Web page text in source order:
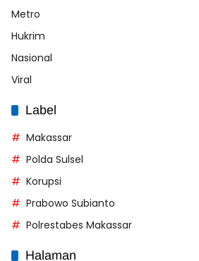
Metro
Hukrim
Nasional
Viral
Label
Makassar
Polda Sulsel
Korupsi
Prabowo Subianto
Polrestabes Makassar
Halaman